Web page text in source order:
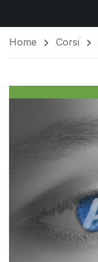
Home Corsi